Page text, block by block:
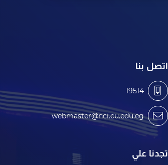
اتصل بنا
19514
webmaster@nci.cu.edu.eg
تجدنا علي